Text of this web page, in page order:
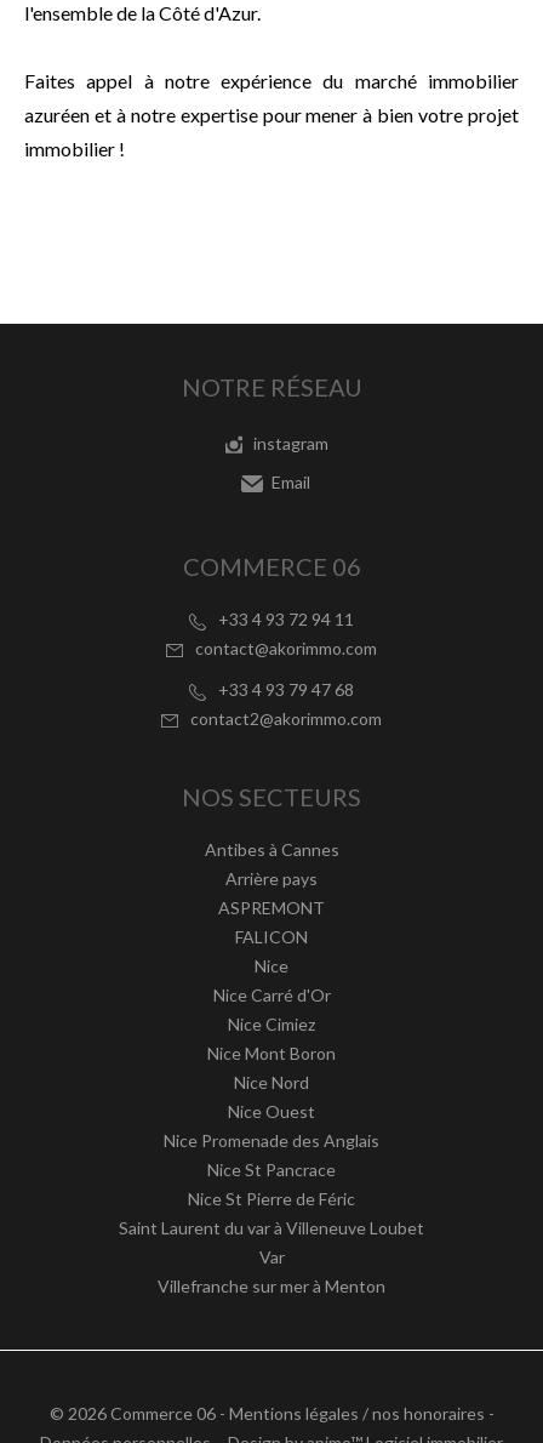
l'ensemble de la Côté d'Azur.
Faites appel à notre expérience du marché immobilier
azuréen et à notre expertise pour mener à bien votre projet
immobilier !
NOTRE RÉSEAU
instagram
Email
COMMERCE 06
+33 4 93 72 94 11
contact@akorimmo.com
+33 4 93 79 47 68
contact2@akorimmo.com
NOS SECTEURS
Antibes à Cannes
Arrière pays
ASPREMONT
FALICON
Nice
Nice Carré d'Or
Nice Cimiez
Nice Mont Boron
Nice Nord
Nice Ouest
Nice Promenade des Anglais
Nice St Pancrace
Nice St Pierre de Féric
Saint Laurent du var à Villeneuve Loubet
Var
Villefranche sur mer à Menton
© 2026 Commerce 06 - Mentions légales / nos honoraires -